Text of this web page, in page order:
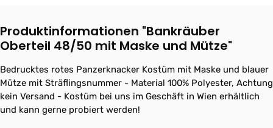
Produktinformationen "Bankräuber
Oberteil 48/50 mit Maske und Mütze"
Bedrucktes rotes Panzerknacker Kostüm mit Maske und blauer
Mütze mit Sträflingsnummer - Material 100% Polyester, Achtung
kein Versand - Kostüm bei uns im Geschäft in Wien erhältlich
und kann gerne probiert werden!